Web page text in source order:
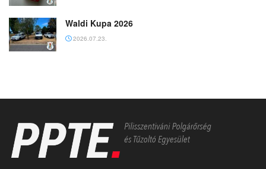
Waldi Kupa 2026
2026.07.23.